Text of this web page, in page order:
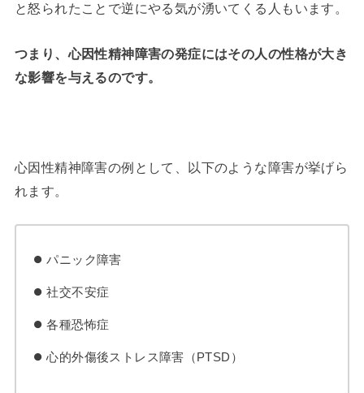
と怒られたことで逆にやる気が湧いてくる人もいます。
つまり、心因性精神障害の発症にはその人の性格が大き
な影響を与えるのです。
心因性精神障害の例として、以下のような障害が挙げら
れます。
パニック障害
社交不安症
各種恐怖症
心的外傷後ストレス障害（PTSD）